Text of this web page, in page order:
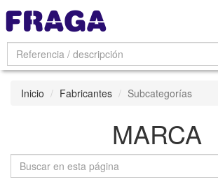
Inicio Fabricantes Subcategorías
MARCA